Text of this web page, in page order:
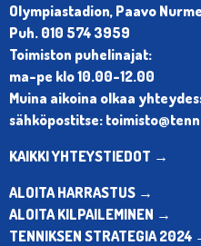
Olympiastadion, Paavo
Puh. 010 574 3959
Toimiston puhelinajat:
ma-pe klo 10.00-12.00
Muina aikoina olkaa
sähköpostitse:
KAIKKI YHTEYSTIEDOT →
ALOITA HARRASTUS →
ALOITA KILPAILEMINEN →
TENNIKSEN STRATEGIA 2024